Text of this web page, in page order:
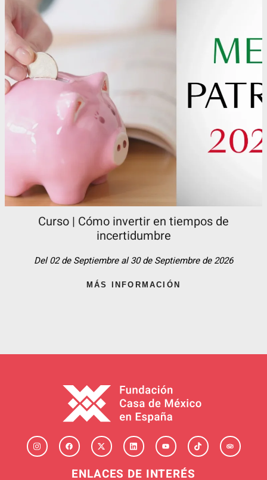
Curso | Cómo invertir en tiempos de
incertidumbre
Del 02 de Septiembre al 30 de Septiembre de 2026
MÁS INFORMACIÓN
ENLACES DE INTERÉS